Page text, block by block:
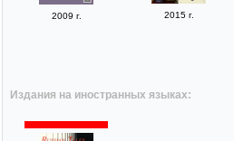
2009 г. 2015 г.
Издания на иностранных языках: